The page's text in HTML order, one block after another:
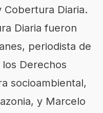
Cobertura Diaria.
Diaria fueron
periodista de
Derechos
socioambiental,
y Marcelo